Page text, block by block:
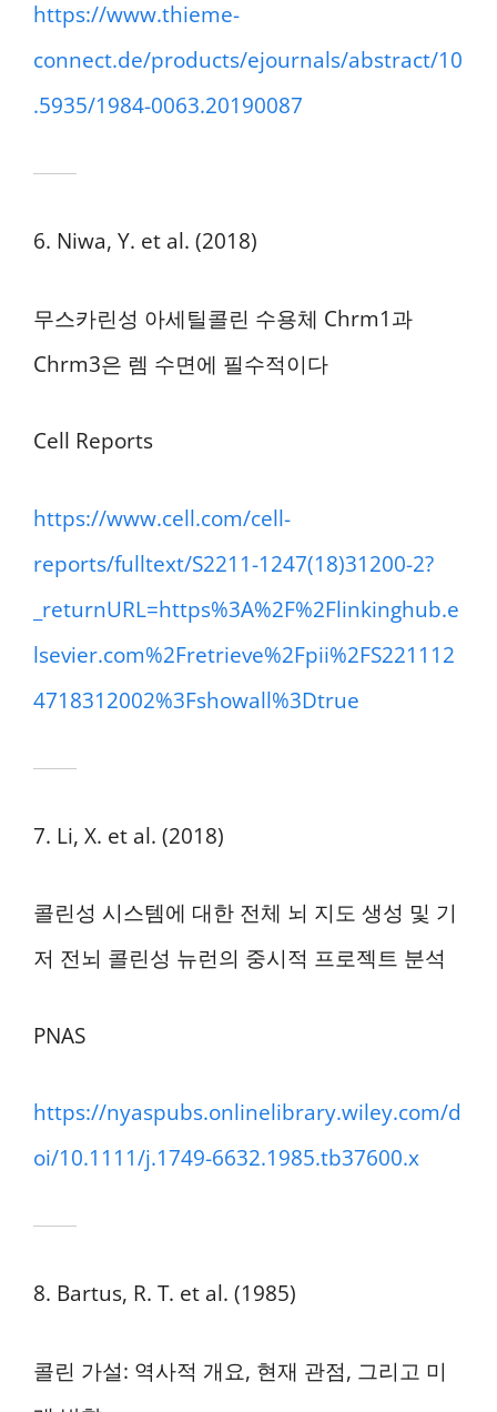
https://www.thieme-
connect.de/products/ejournals/abstract/10
.5935/1984-0063.20190087
6. Niwa, Y. et al. (2018)
무스카린성 아세틸콜린 수용체 Chrm1과
Chrm3은 렘 수면에 필수적이다
Cell Reports
https://www.cell.com/cell-
reports/fulltext/S2211-1247(18)31200-2?
_returnURL=https%3A%2F%2Flinkinghub.e
lsevier.com%2Fretrieve%2Fpii%2FS221112
4718312002%3Fshowall%3Dtrue
7. Li, X. et al. (2018)
콜린성 시스템에 대한 전체 뇌 지도 생성 및 기
저 전뇌 콜린성 뉴런의 중시적 프로젝트 분석
PNAS
https://nyaspubs.onlinelibrary.wiley.com/d
oi/10.1111/j.1749-6632.1985.tb37600.x
8. Bartus, R. T. et al. (1985)
콜린 가설: 역사적 개요, 현재 관점, 그리고 미